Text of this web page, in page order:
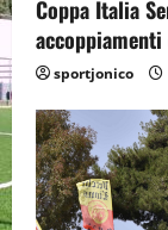
Coppa Italia
sportjonico